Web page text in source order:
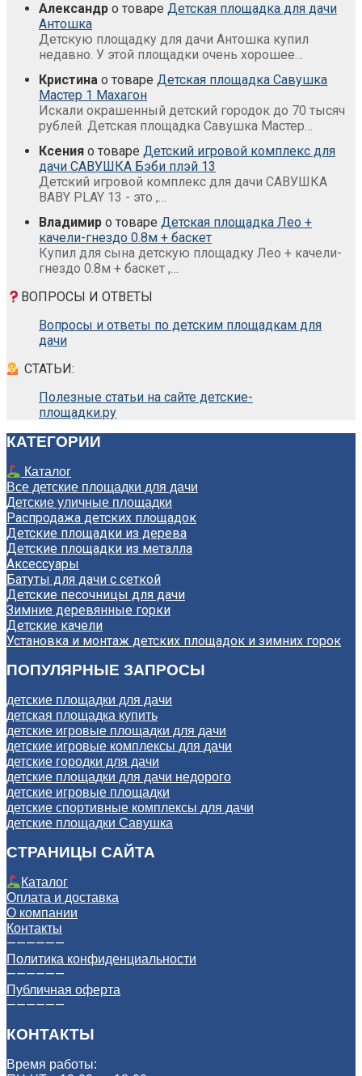
Александр о товаре Детская площадка для дачи
Антошка
Детскую площадку для дачи Антошка купил
недавно. У этой площадки очень хорошее…
Кристина о товаре Детская площадка Савушка
Мастер 1 Махагон
Искали окрашенный детский городок до 70 тысяч
рублей. Детская площадка Савушка Мастер…
Ксения о товаре Детский игровой комплекс для
дачи САВУШКА Бэби плэй 13
Детский игровой комплекс для дачи САВУШКА
BABY PLAY 13 - это ,…
Владимир о товаре Детская площадка Лео +
качели-гнездо 0.8м + баскет
Купил для сына детскую площадку Лео + качели-
гнездо 0.8м + баскет ,…
ВОПРОСЫ И ОТВЕТЫ
Вопросы и ответы по детским площадкам для
дачи
СТАТЬИ:
Полезные статьи на сайте детские-
площадки.ру
КАТЕГОРИИ
Каталог
Все детские площадки для дачи
Детские уличные площадки
Распродажа детских площадок
Детские площадки из дерева
Детские площадки из металла
Аксессуары
Батуты для дачи с сеткой
Детские песочницы для дачи
Зимние деревянные горки
Детские качели
Установка и монтаж детских площадок и зимних горок
ПОПУЛЯРНЫЕ ЗАПРОСЫ
детские площадки для дачи
детская площадка купить
детские игровые площадки для дачи
детские игровые комплексы для дачи
детские городки для дачи
детские площадки для дачи недорого
детские игровые площадки
детские спортивные комплексы для дачи
детские площадки Савушка
СТРАНИЦЫ САЙТА
Каталог
Оплата и доставка
О компании
Контакты
——————
Политика конфиденциальности
——————
Публичная оферта
——————
КОНТАКТЫ
Время работы: